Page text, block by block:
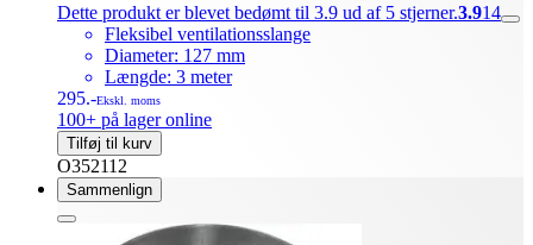
Dette produkt er blevet bedømt til 3.9 ud af 5 stjerner.3.914
Fleksibel ventilationsslange
Diameter: 127 mm
Længde: 3 meter
295.-Ekskl. moms
100+ på lager online
Tilføj til kurv
O352112
Sammenlign